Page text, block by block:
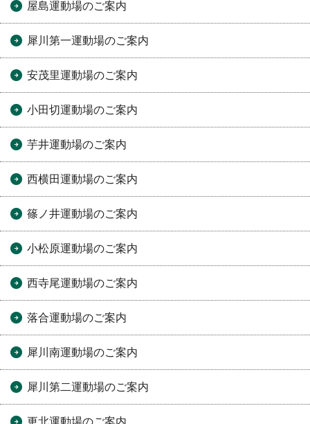
屋島運動場のご案内
犀川第一運動場のご案内
安茂里運動場のご案内
小田切運動場のご案内
芋井運動場のご案内
西横田運動場のご案内
篠ノ井運動場のご案内
小松原運動場のご案内
西寺尾運動場のご案内
落合運動場のご案内
犀川南運動場のご案内
犀川第二運動場のご案内
更北運動場のご案内